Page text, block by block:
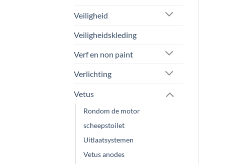
Veiligheid
Veiligheidskleding
Verf en non paint
Verlichting
Vetus
Rondom de motor
scheepstoilet
Uitlaatsystemen
Vetus anodes